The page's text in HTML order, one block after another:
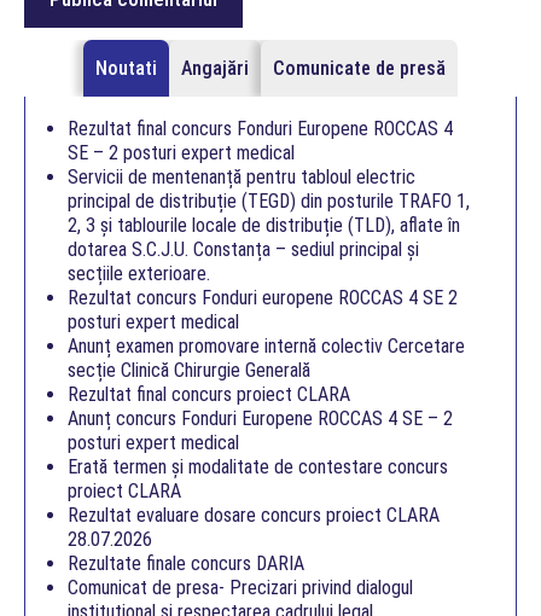
Noutati Angajări Comunicate de presă
Rezultat final concurs Fonduri Europene ROCCAS 4
SE – 2 posturi expert medical
Servicii de mentenanță pentru tabloul electric
principal de distribuție (TEGD) din posturile TRAFO 1,
2, 3 și tablourile locale de distribuție (TLD), aflate în
dotarea S.C.J.U. Constanța – sediul principal și
secțiile exterioare.
Rezultat concurs Fonduri europene ROCCAS 4 SE 2
posturi expert medical
Anunț examen promovare internă colectiv Cercetare
secție Clinică Chirurgie Generală
Rezultat final concurs proiect CLARA
Anunț concurs Fonduri Europene ROCCAS 4 SE – 2
posturi expert medical
Erată termen și modalitate de contestare concurs
proiect CLARA
Rezultat evaluare dosare concurs proiect CLARA
28.07.2026
Rezultate finale concurs DARIA
Comunicat de presa- Precizari privind dialogul